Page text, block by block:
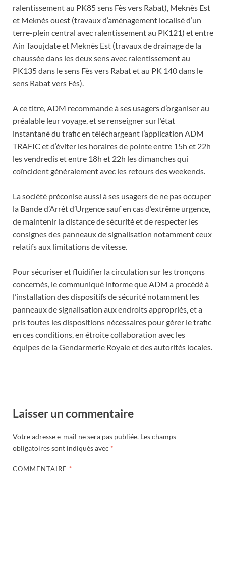
ralentissement au PK85 sens Fès vers Rabat), Meknès Est
et Meknès ouest (travaux d’aménagement localisé d’un
terre-plein central avec ralentissement au PK121) et entre
Ain Taoujdate et Meknès Est (travaux de drainage de la
chaussée dans les deux sens avec ralentissement au
PK135 dans le sens Fès vers Rabat et au PK 140 dans le
sens Rabat vers Fès).
A ce titre, ADM recommande à ses usagers d’organiser au
préalable leur voyage, et se renseigner sur l’état
instantané du trafic en téléchargeant l’application ADM
TRAFIC et d’éviter les horaires de pointe entre 15h et 22h
les vendredis et entre 18h et 22h les dimanches qui
coïncident généralement avec les retours des weekends.
La société préconise aussi à ses usagers de ne pas occuper
la Bande d’Arrêt d’Urgence sauf en cas d’extrême urgence,
de maintenir la distance de sécurité et de respecter les
consignes des panneaux de signalisation notamment ceux
relatifs aux limitations de vitesse.
Pour sécuriser et fluidifier la circulation sur les tronçons
concernés, le communiqué informe que ADM a procédé à
l’installation des dispositifs de sécurité notamment les
panneaux de signalisation aux endroits appropriés, et a
pris toutes les dispositions nécessaires pour gérer le trafic
en ces conditions, en étroite collaboration avec les
équipes de la Gendarmerie Royale et des autorités locales.
Laisser un commentaire
Votre adresse e-mail ne sera pas publiée. Les champs
obligatoires sont indiqués avec *
COMMENTAIRE *